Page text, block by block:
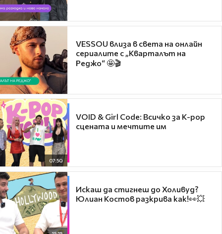
VESSOU влиза в света на онлайн
сериалите с „Кварталът на
Реджо“ 🤩🎬
07:50
VOID & Girl Code: Всичко за K-pop
сцената и мечтите им
Искаш да стигнеш до Холивуд?
Юлиан Костов разкрива как!👀💥